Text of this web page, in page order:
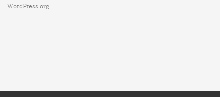
WordPress.org